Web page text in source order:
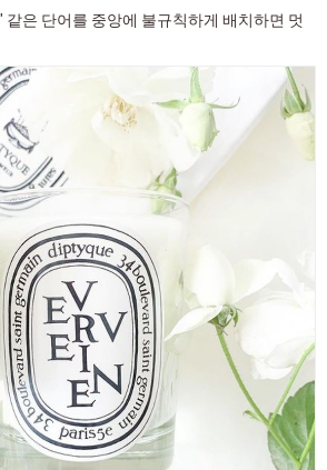
같은 단어를 중앙에 불규칙하게 배치하면 멋